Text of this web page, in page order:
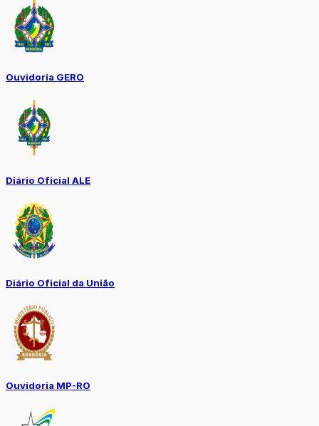
Ouvidoria GERO
Diário Oficial ALE
Diário Oficial da União
Ouvidoria MP-RO